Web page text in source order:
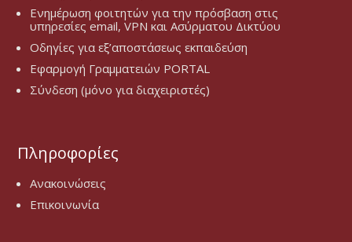
Ενημέρωση φοιτητών για την πρόσβαση στις
υπηρεσίες email, VPN και Ασύρματου Δικτύου
Οδηγίες για εξ’αποστάσεως εκπαιδεύση
Εφαρμογή Γραμματειών PORTAL
Σύνδεση (μόνο για διαχειριστές)
Πληροφορίες
Ανακοινώσεις
Επικοινωνία